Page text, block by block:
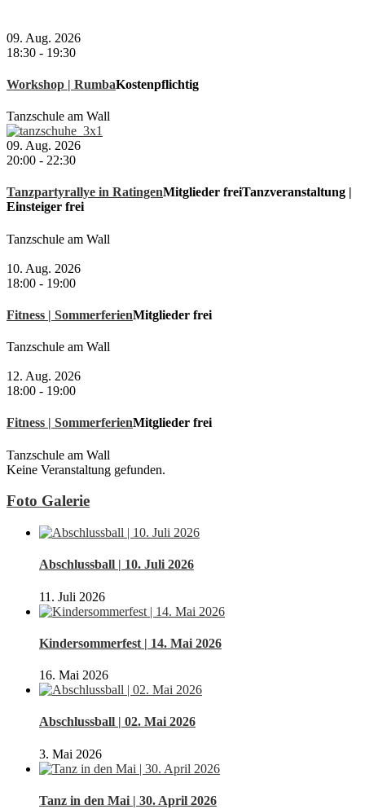
09. Aug. 2026
18:30 - 19:30
Workshop | RumbaKostenpflichtig
Tanzschule am Wall
09. Aug. 2026
20:00 - 22:30
Tanzpartyrallye in RatingenMitglieder freiTanzveranstaltung |
Einsteiger frei
Tanzschule am Wall
10. Aug. 2026
18:00 - 19:00
Fitness | SommerferienMitglieder frei
Tanzschule am Wall
12. Aug. 2026
18:00 - 19:00
Fitness | SommerferienMitglieder frei
Tanzschule am Wall
Keine Veranstaltung gefunden.
Foto Galerie
Abschlussball | 10. Juli 2026
11. Juli 2026
Kindersommerfest | 14. Mai 2026
16. Mai 2026
Abschlussball | 02. Mai 2026
3. Mai 2026
Tanz in den Mai | 30. April 2026